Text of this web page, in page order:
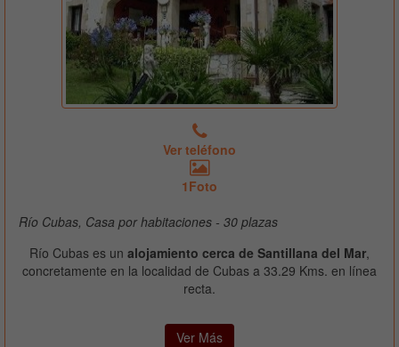
Ver teléfono
1Foto
Río Cubas, Casa por habitaciones - 30 plazas
Río Cubas es un alojamiento cerca de Santillana del Mar,
concretamente en la localidad de Cubas a 33.29 Kms. en línea
recta.
Ver Más